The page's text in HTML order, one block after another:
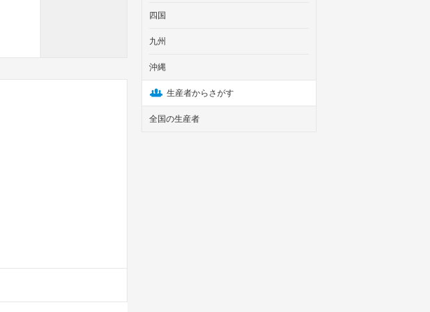
四国
九州
沖縄
生産者からさがす
全国の生産者